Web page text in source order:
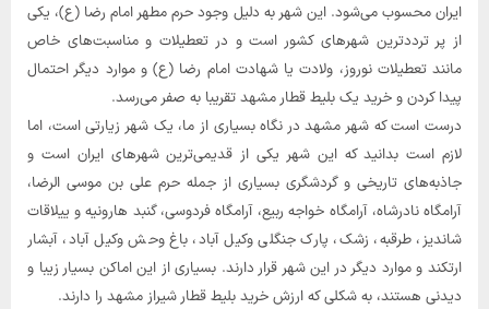
ایران محسوب می‌شود. این شهر به دلیل وجود حرم مطهر امام رضا (ع)، یکی
از پر ترددترین شهرهای کشور است و در تعطیلات و مناسبت‌های خاص
مانند تعطیلات نوروز، ولادت یا شهادت امام رضا (ع) و موارد دیگر احتمال
پیدا کردن و خرید یک بلیط قطار مشهد تقریبا به صفر می‌رسد.
درست است که شهر مشهد در نگاه بسیاری از ما، یک شهر زیارتی است، اما
لازم است بدانید که این شهر یکی از قدیمی‌ترین شهرهای ایران است و
جاذبه‌های تاریخی و گردشگری بسیاری از جمله حرم علی بن موسی الرضا،
آرامگاه نادرشاه، آرامگاه خواجه ربیع، آرامگاه فردوسی، گنبد هارونیه و ییلاقات
شاندیز، طرقبه، زشک، پارک جنگلی وکیل آباد، باغ وحش وکیل آباد، آبشار
ارتکند و موارد دیگر در این شهر قرار دارند. بسیاری از این اماکن بسیار زیبا و
دیدنی هستند، به شکلی که ارزش خرید بلیط قطار شیراز مشهد را دارند.